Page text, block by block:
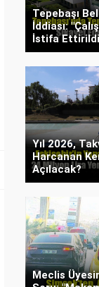
Tepebaşı
İddiası:
İstifa
Yıl 2026,
Harcanan
Açılacak?
Meclis